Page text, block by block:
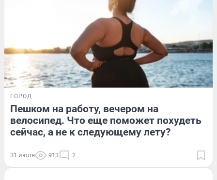
ГОРОД
Пешком на работу, вечером на
велосипед. Что еще поможет похудеть
сейчас, а не к следующему лету?
31 июля 913 2